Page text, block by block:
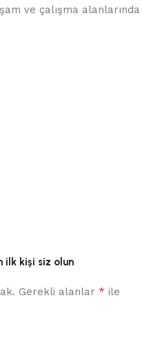
ve çalışma alanlarında
ilk kişi siz olun
Gerekli alanlar * ile